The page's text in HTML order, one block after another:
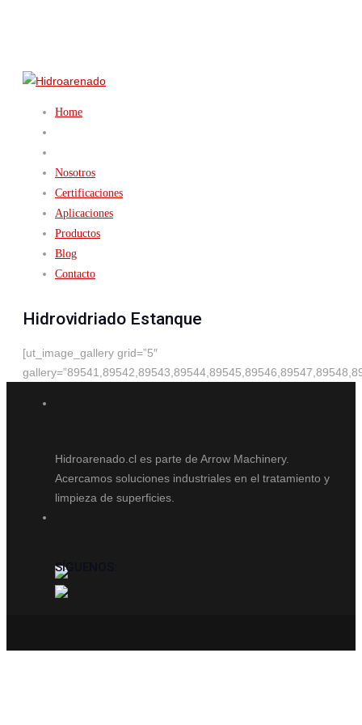
Home
Nosotros
Certificaciones
Aplicaciones
Productos
Blog
Contacto
Hidrovidriado Estanque
[ut_image_gallery grid=”5″
Hidroarenado.cl es parte de Arrow Machinery.
Acercamos soluciones industriales en el tratamiento y
limpieza de superficies.
SÍGUENOS: